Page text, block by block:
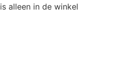
alleen in de winkel